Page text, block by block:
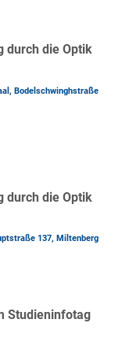
durch die Optik
Bodelschwinghstraße
durch die Optik
137, Miltenberg
Studieninfotag